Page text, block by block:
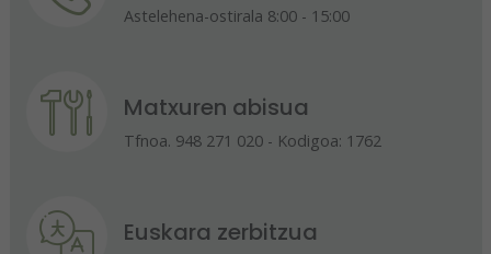
Astelehena-ostirala 8:00 - 15:00
Matxuren abisua
Tfnoa. 948 271 020 - Kodigoa: 1762
Euskara zerbitzua